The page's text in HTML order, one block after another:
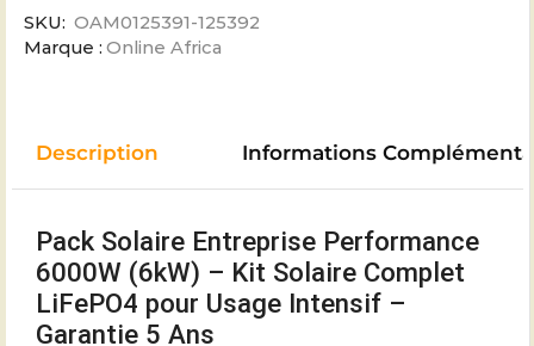
SKU: OAM0125391-125392
Marque : Online Africa
Description Informations
Pack Solaire Entreprise Performance
6000W (6kW) – Kit Solaire Complet
LiFePO4 pour Usage Intensif –
Garantie 5 Ans